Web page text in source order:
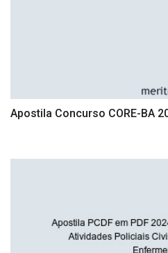
Apostila Concurso CORE-BA